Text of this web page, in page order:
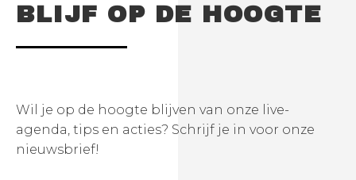
BLIJF OP DE HOOGTE
Wil je op de hoogte blijven van onze live-
agenda, tips en acties? Schrijf je in voor onze
nieuwsbrief!